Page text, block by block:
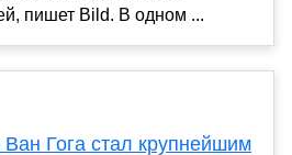
пишет Bild. В одном ...
Гога стал крупнейшим